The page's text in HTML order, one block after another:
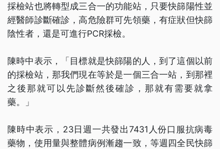
採檢站也將轉型成三合一的功能站，只要快篩陽性並
經醫師診斷確診，高危險群可先領藥，有症狀但快篩
陰性者，還是可進行PCR採檢。
陳時中表示，「目標就是快篩陽的人，到了這個以前
的採檢站，那我們現在等於是一個三合一站，到那裡
之後那就可以先診斷然後確診，那就有需要就拿
藥。」
陳時中表示，23日週一共發出7431人份口服抗病毒
藥物，使用量與整體病例漸趨一致，等週四全民快篩